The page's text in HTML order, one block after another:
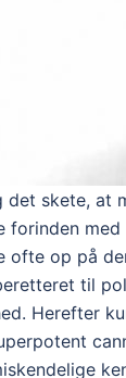
skete, at
ofte op på
til
Herefter